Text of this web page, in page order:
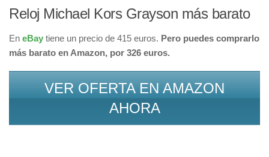
Reloj Michael Kors Grayson más barato
En eBay tiene un precio de 415 euros. Pero puedes comprarlo
más barato en Amazon, por 326 euros.
VER OFERTA EN AMAZON
AHORA